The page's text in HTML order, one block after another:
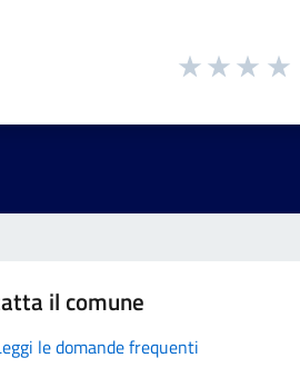
il comune
le domande frequenti